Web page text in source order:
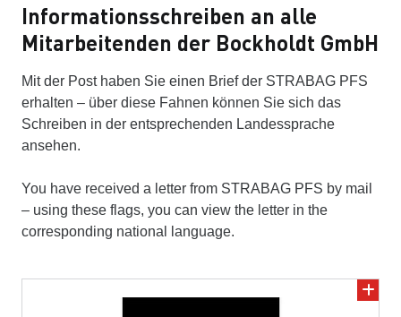
Informationsschreiben an alle
Mitarbeitenden der Bockholdt GmbH
Mit der Post haben Sie einen Brief der STRABAG PFS
erhalten – über diese Fahnen können Sie sich das
Schreiben in der entsprechenden Landessprache
ansehen.
You have received a letter from STRABAG PFS by mail
– using these flags, you can view the letter in the
corresponding national language.